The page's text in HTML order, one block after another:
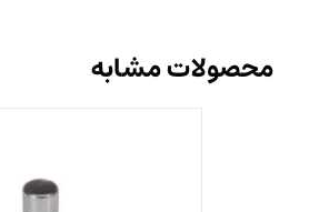
محصولات مشابه